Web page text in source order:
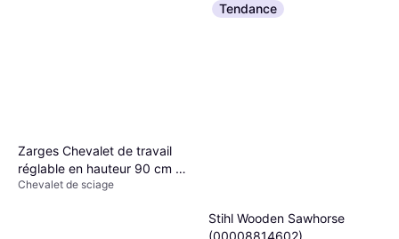
Zarges Chevalet de travail
réglable en hauteur 90 cm en
bois et acier
Chevalet de sciage
Tendance
Stihl Wooden Sawhorse
(00008814602)